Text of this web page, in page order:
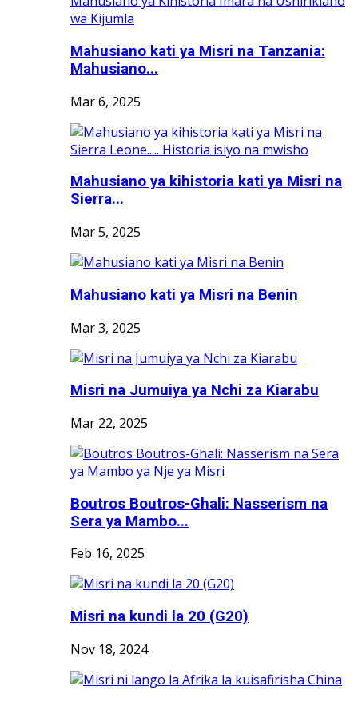
Mahusiano kati ya Misri na Tanzania:
Mahusiano...
Mar 6, 2025
Mahusiano ya kihistoria kati ya Misri na
Sierra...
Mar 5, 2025
Mahusiano kati ya Misri na Benin
Mar 3, 2025
Misri na Jumuiya ya Nchi za Kiarabu
Mar 22, 2025
Boutros Boutros-Ghali: Nasserism na
Sera ya Mambo...
Feb 16, 2025
Misri na kundi la 20 (G20)
Nov 18, 2024